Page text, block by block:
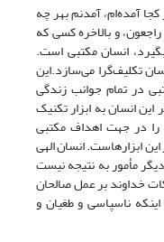
آمده‌ام، آمدنم بهر چه
راجعون، و بالاخره کسی که
انسان مکتبی است.
تکلیف‌گرا می‌سازد.این
در تمام جوانب زندگی
انسان به ابزار تکنیک
در جهت اهداف مکتبی
ابزارهاست. انسان الهی
مأمور به نتیجه نیست
خداوند بر عمل صالحان
ناسپاسی و طغیان و